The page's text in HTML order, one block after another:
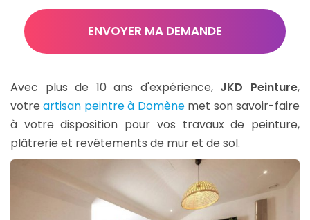
Acceptation
RGPD
*
ENVOYER MA DEMANDE
Avec plus de 10 ans d'expérience, JKD Peinture,
votreartisan peintre à Domènemet son savoir-faire
à votre disposition pour vos travaux de peinture,
plâtrerie et revêtements de mur et de sol.